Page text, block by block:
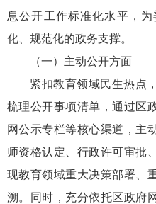
息公开工作标准化水平，
化、规范化的政务支撑。
（一）主动公开方面
紧扣教育领域民生热点
梳理公开事项清单，通过区
网公示专栏等核心渠道，主
师资格认定、行政许可审批
现教育领域重大决策部署、
溯。同时，充分依托区政府